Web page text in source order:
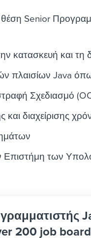
θέση Senior
κατασκευή και
πλαισίων Java
Σχεδιασμό
και διαχείρισης
Επιστήμη των
200 job